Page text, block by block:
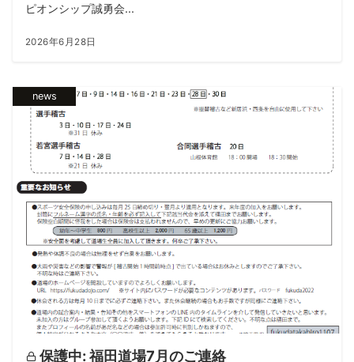
ピオンシップ誠勇会...
2026年6月28日
news
保護中: 福田道場7月のご連絡